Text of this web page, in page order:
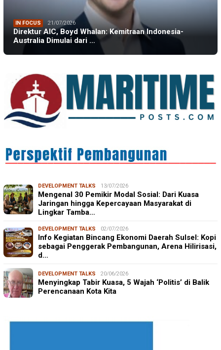
IN FOCUS 21/07/2026
Direktur AIC, Boyd Whalan: Kemitraan Indonesia-
Australia Dimulai dari …
DEVELOPMENT TALKS 13/07/2026
Mengenal 30 Pemikir Modal Sosial: Dari Kuasa
Jaringan hingga Kepercayaan Masyarakat di
Lingkar Tamba…
DEVELOPMENT TALKS 02/07/2026
Info Kegiatan Bincang Ekonomi Daerah Sulsel: Kopi
sebagai Penggerak Pembangunan, Arena Hilirisasi,
d…
DEVELOPMENT TALKS 20/06/2026
Menyingkap Tabir Kuasa, 5 Wajah ‘Politis’ di Balik
Perencanaan Kota Kita